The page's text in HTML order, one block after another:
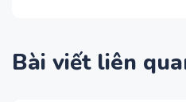
Bài viết liên